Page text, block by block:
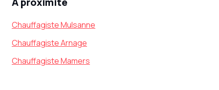
Chauffagiste Mulsanne
Chauffagiste Arnage
Chauffagiste Mamers